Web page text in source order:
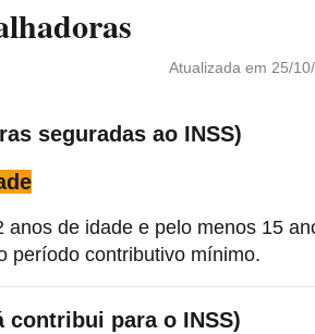
Atualizada em 25/
seguradas ao INSS)
de idade e pelo menos 15
período contributivo mínimo.
contribui para o INSS)